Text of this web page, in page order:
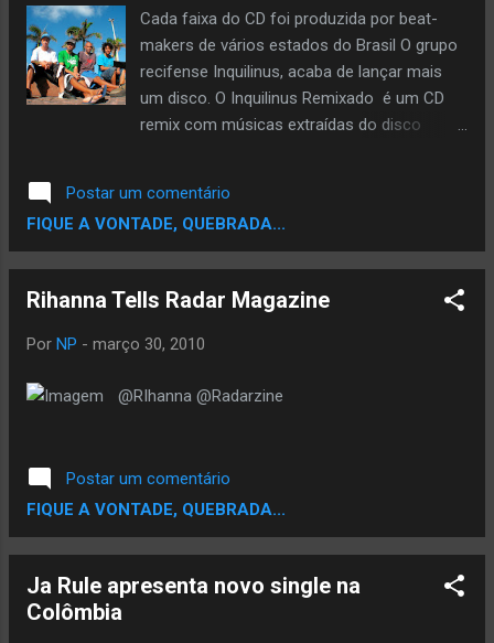
anterior. Recentemente, Drake disse que ele e
Eminem estão pensando numa nova parceria,
mas ainda não há outros detalhes sobre o
projeto.
Cada faixa do CD foi produzida por beat-
makers de vários estados do Brasil O grupo
recifense Inquilinus, acaba de lançar mais
um disco. O Inquilinus Remixado é um CD
remix com músicas extraídas do disco
por beat-makers de vários estados do Brasil.
O CD conta com a participação de
produtores de Curitiba (PR), Campina Grande
São Paulo (SP), entre outros. A proposta do
Inquilinus de lançar um disco remixado é ter
primeiro trabalho, feitas em diferentes
trabalho de alguns dos principais produtores
o Inquilinus Remixado pelo Brasil, o Inquilinus
produção de um novo disco com músicas
inéditas. O grupo já está em estúdio
Postar um comentário
FIQUE A VONTADE, QUEBRADA...
Rihanna Tells Radar Magazine
Por NP - março 30, 2010
@RIhanna @Radarzine
Postar um comentário
FIQUE A VONTADE, QUEBRADA...
Ja Rule apresenta novo single na
Colômbia